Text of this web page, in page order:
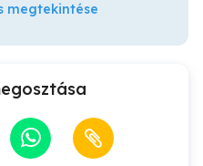
megtekintése